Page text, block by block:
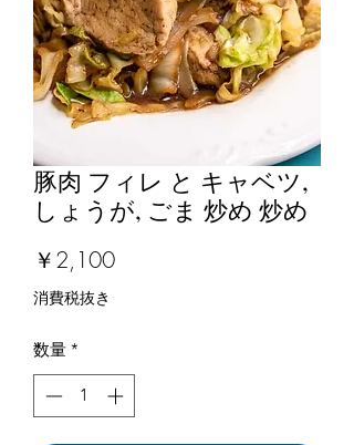
豚肉 フィレ と キャベツ,
しょうが, ごま 炒め 炒め
￥2,100価
消費税抜き
数量 *